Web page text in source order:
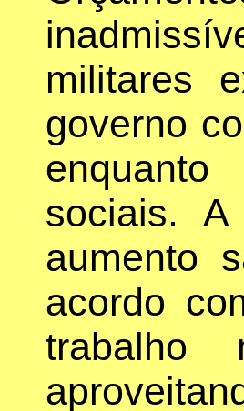
militares
governo
sociais. A
aumento
acordo
trabalho